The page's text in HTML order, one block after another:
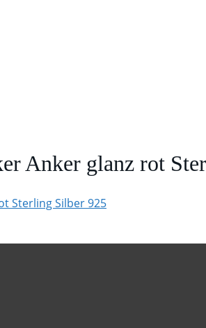
Anker glanz rot